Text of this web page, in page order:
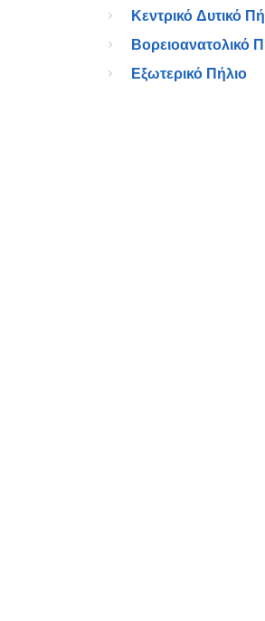
Κεντρικό Δυτικό
Βορειοανατολικό
Εξωτερικό Πήλιο